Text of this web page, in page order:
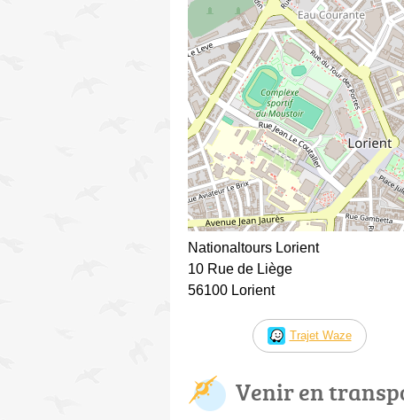
Nationaltours Lorient
10 Rue de Liège
56100 Lorient
Trajet Waze
Venir en